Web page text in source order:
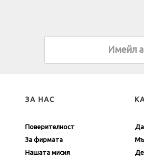
ЗА НАС
Поверителност
За фирмата
Нашата мисия